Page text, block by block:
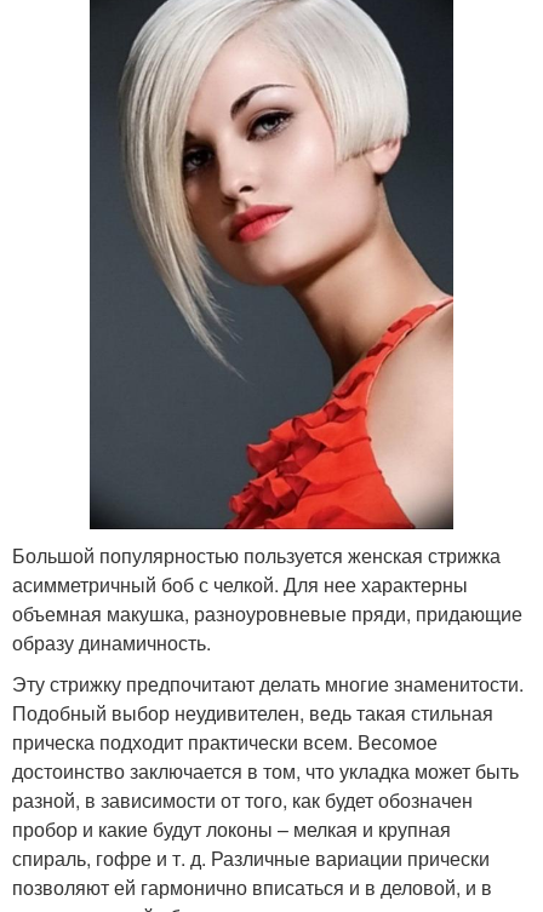
Большой популярностью пользуется женская стрижка
асимметричный боб с челкой. Для нее характерны
объемная макушка, разноуровневые пряди, придающие
образу динамичность.
Эту стрижку предпочитают делать многие знаменитости.
Подобный выбор неудивителен, ведь такая стильная
прическа подходит практически всем. Весомое
достоинство заключается в том, что укладка может быть
разной, в зависимости от того, как будет обозначен
пробор и какие будут локоны – мелкая и крупная
спираль, гофре и т. д. Различные вариации прически
позволяют ей гармонично вписаться и в деловой, и в